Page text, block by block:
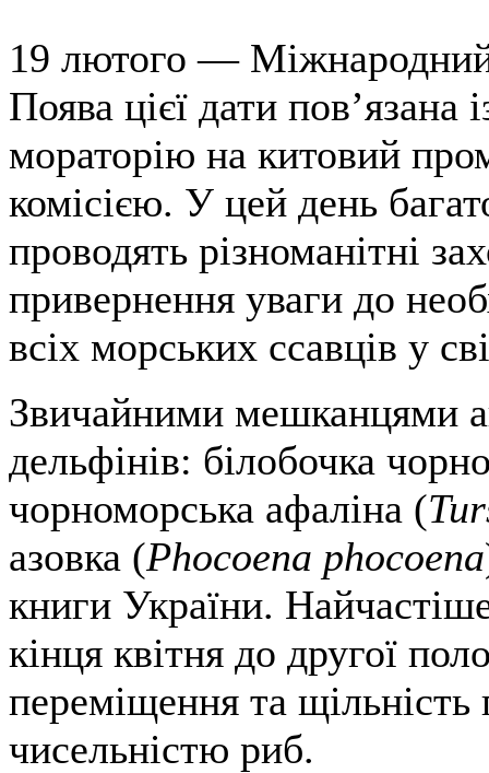
19 лютого — Міжнародний
Поява цієї дати
мораторію на китовий
комісією. У цей день
проводять різноманітні
привернення уваги до
всіх морських ссавців у
Звичайними мешканцями
дельфінів: білобочка
чорноморська афаліна (
азовка (Phocoena phocoena
книги України.
кінця квітня до другої
переміщення та щільність
чисельністю риб.